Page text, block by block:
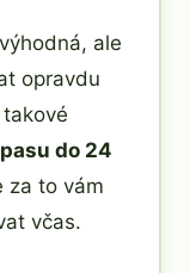
ale
opravdu
do 24
za to vám
včas.